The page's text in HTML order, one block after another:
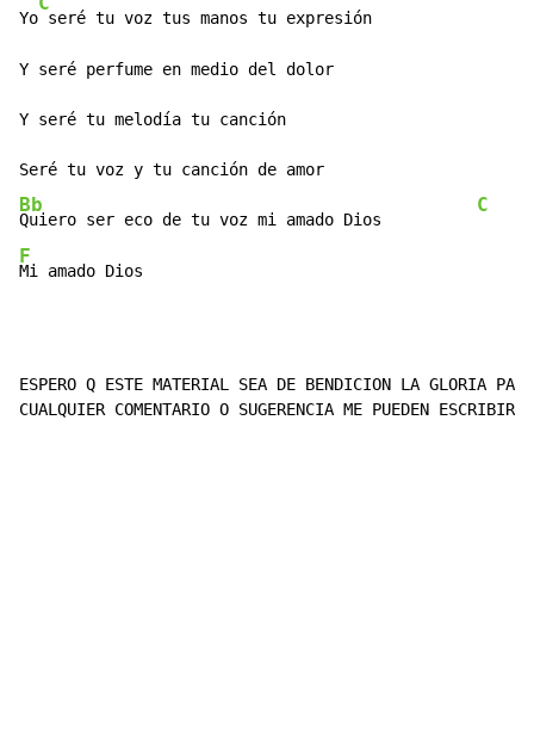
Yo seré tu voz tus manos tu expresión
Y seré perfume en medio del dolor
Y seré tu melodía tu canción
Bb
Quiero ser eco de tu voz mi amado Dios
C
F
Mi amado Dios
ESPERO Q ESTE MATERIAL SEA DE BENDICION LA GLORIA
CUALQUIER COMENTARIO O SUGERENCIA ME PUEDEN ESCRIBIR